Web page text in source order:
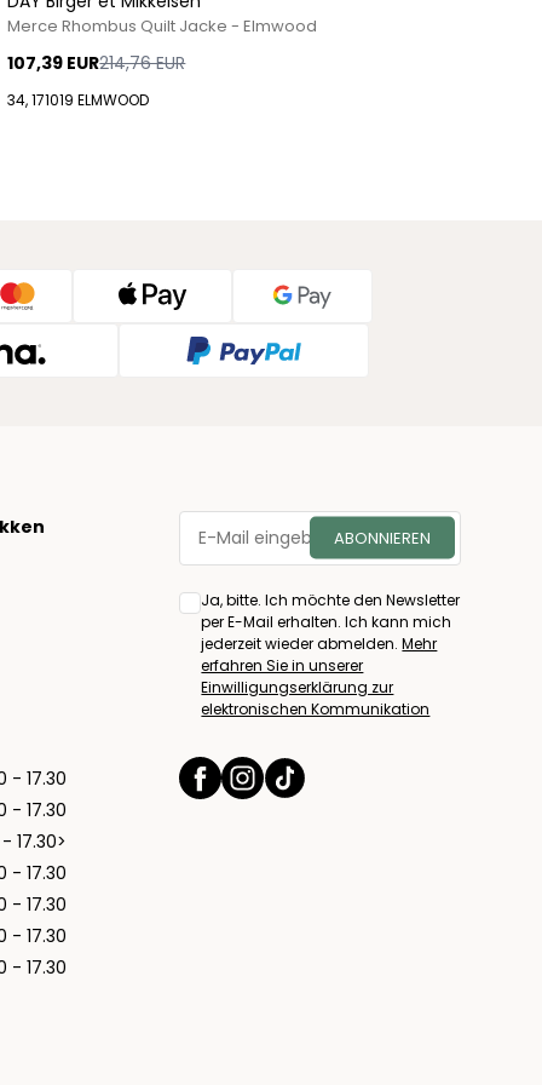
Merce Rhombus Quilt Jacke - Elmwood
107,39 EUR214,76 EUR
34, 171019 ELMWOOD
- 17.30
- 17.30
17.30>
- 17.30
- 17.30
- 17.30
- 17.30
Ja, bitte. Ich möchte den Newsletter
per E-Mail erhalten. Ich kann mich
jederzeit wieder abmelden.Mehr
erfahren Sie in unserer
Einwilligungserklärung zur
elektronischen Kommunikation